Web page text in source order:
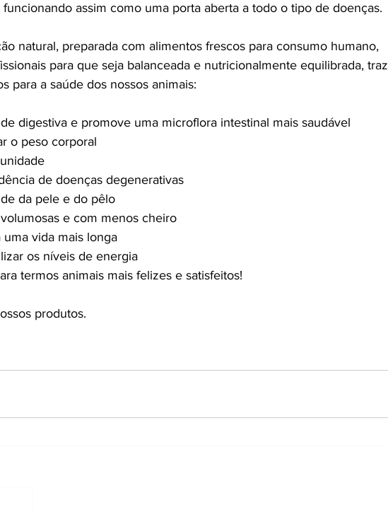
assim como uma porta aberta a todo o tipo de doenças.
natural, preparada com alimentos frescos para consumo humano,
para que seja balanceada e nutricionalmente equilibrada, traz
para a saúde dos nossos animais:
digestiva e promove uma microflora intestinal mais saudável
o peso corporal
de doenças degenerativas
da pele e do pêlo
e com menos cheiro
uma vida mais longa
os níveis de energia
termos animais mais felizes e satisfeitos!
produtos.